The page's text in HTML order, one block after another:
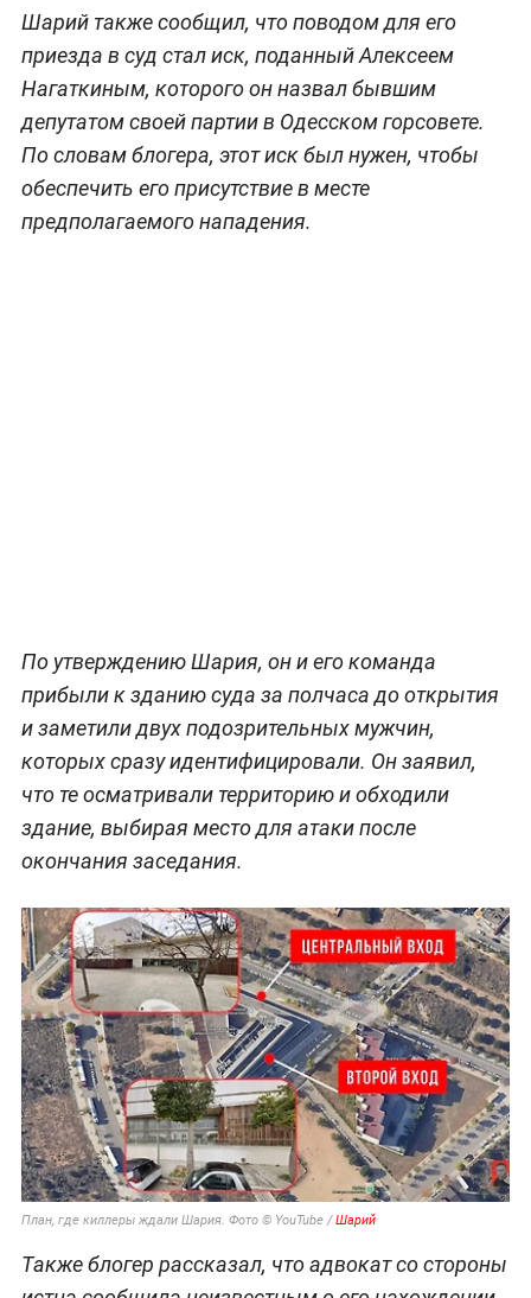
Шарий также сообщил, что поводом для его
приезда в суд стал иск, поданный Алексеем
Нагаткиным, которого он назвал бывшим
депутатом своей партии в Одесском горсовете.
По словам блогера, этот иск был нужен, чтобы
обеспечить его присутствие в месте
предполагаемого нападения.
По утверждению Шария, он и его команда
прибыли к зданию суда за полчаса до открытия
и заметили двух подозрительных мужчин,
которых сразу идентифицировали. Он заявил,
что те осматривали территорию и обходили
здание, выбирая место для атаки после
окончания заседания.
План, где киллеры ждали Шария. Фото © YouTube /Шарий
Также блогер рассказал, что адвокат со стороны